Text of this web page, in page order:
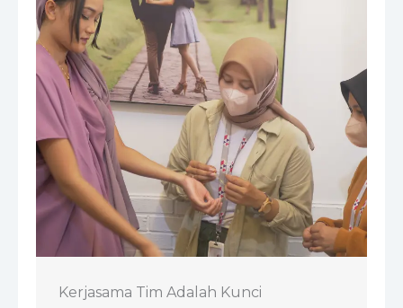
Kerjasama Tim Adalah Kunci